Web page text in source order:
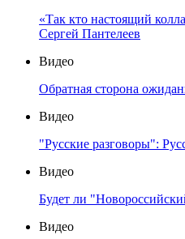
«Так кто настоящий
Сергей Пантелеев
Видео
Обратная сторона
Видео
"Русские разговоры":
Видео
Будет ли
Видео